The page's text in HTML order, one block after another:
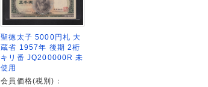
聖徳太子 5000円札 大
蔵省 1957年 後期 2桁
キリ番 JQ200000R 未
使用
会員価格(税別)：